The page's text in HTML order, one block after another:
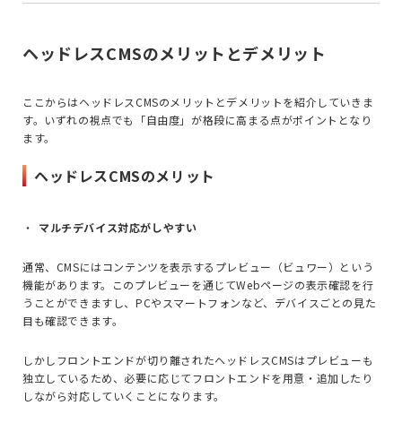
ヘッドレスCMSのメリットとデメリット
ここからはヘッドレスCMSのメリットとデメリットを紹介していきま
す。いずれの視点でも「自由度」が格段に高まる点がポイントとなり
ます。
ヘッドレスCMSのメリット
マルチデバイス対応がしやすい
通常、 CMSにはコンテンツを表示するプレビュー（ビュワー）という
機能があります。このプレビューを通じてWebページの表示確認を行
うことができますし、 PCやスマートフォンなど、デバイスごとの見た
目も確認できます。
しかしフロントエンドが切り離されたヘッドレスCMSはプレビューも
独立しているため、必要に応じてフロントエンドを用意・追加したり
しながら対応していくことになります。